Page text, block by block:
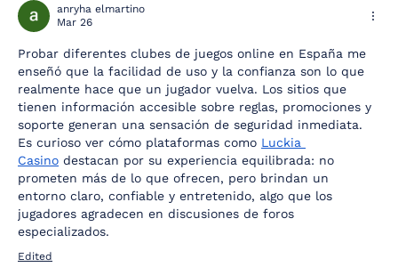
anryha elmartino
Mar 26
Probar diferentes clubes de juegos online en España me
enseñó que la facilidad de uso y la confianza son lo que
realmente hace que un jugador vuelva. Los sitios que
tienen información accesible sobre reglas, promociones y
soporte generan una sensación de seguridad inmediata.
Es curioso ver cómo plataformas como Luckia
Casino destacan por su experiencia equilibrada: no
prometen más de lo que ofrecen, pero brindan un
entorno claro, confiable y entretenido, algo que los
jugadores agradecen en discusiones de foros
especializados.
Edited